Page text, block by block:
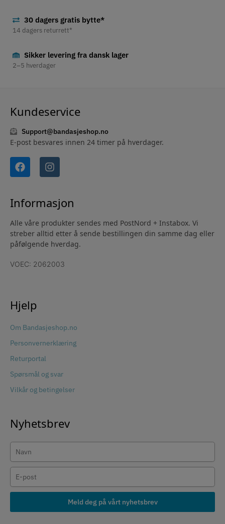
30 dagers gratis bytte*
14 dagers returrett*
Sikker levering fra dansk lager
2–5 hverdager
Kundeservice
Support@bandasjeshop.no
E-post besvares innen 24 timer på hverdager.
Informasjon
Alle våre produkter sendes med PostNord + Instabox. Vi
streber alltid etter å sende bestillingen din samme dag eller
påfølgende hverdag.
VOEC: 2062003
Hjelp
Om Bandasjeshop.no
Personvernerklæring
Returportal
Spørsmål og svar
Vilkår og betingelser
Nyhetsbrev
Meld deg på vårt nyhetsbrev